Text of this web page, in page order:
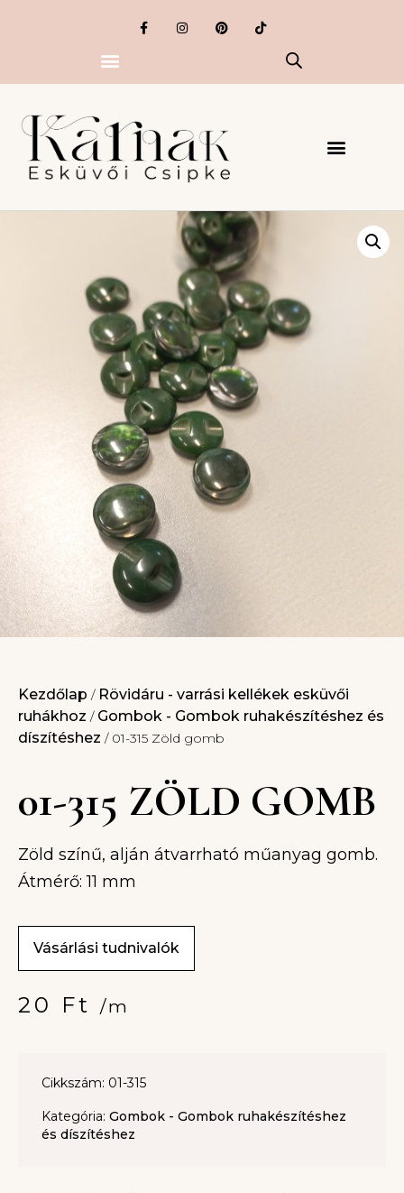
Kezdőlap / Rövidáru - varrási kellékek esküvői
ruhákhoz / Gombok - Gombok ruhakészítéshez és
díszítéshez / 01-315 Zöld gomb
01-315 ZÖLD GOMB
Zöld színű, alján átvarrható műanyag gomb.
Átmérő: 11 mm
Vásárlási tudnivalók
20 Ft /m
Cikkszám: 01-315
Kategória: Gombok - Gombok ruhakészítéshez
és díszítéshez